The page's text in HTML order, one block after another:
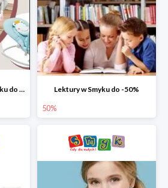
Leżaczki i huśtawki w Smyku do -30% Lektury w Smyku do -50%
50%